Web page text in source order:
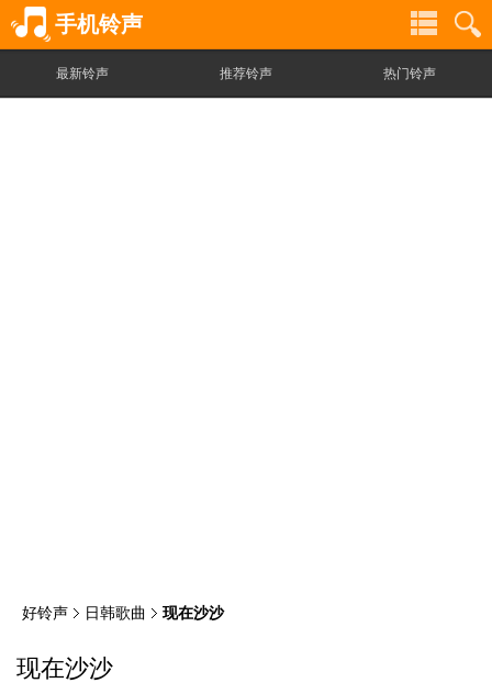
手机铃声
最新铃声 推荐铃声 热门铃声
好铃声 日韩歌曲 现在沙沙
现在沙沙